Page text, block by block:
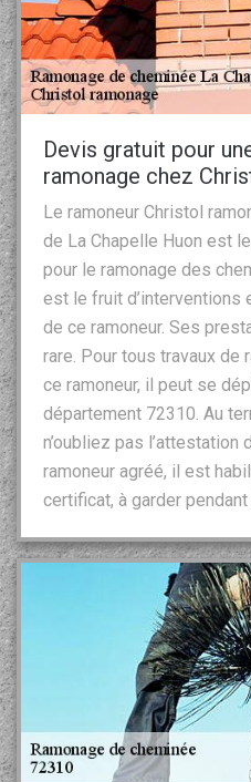
Devis gratuit pour
ramonage chez
Le ramoneur Christol
de La Chapelle Huon est
pour le ramonage des
est le fruit d’interventions
de ce ramoneur. Ses
rare. Pour tous travaux de
ce ramoneur, il peut se
département 72310. Au
n’oubliez pas l’attestation
ramoneur agréé, il est
certificat, à garder pendant